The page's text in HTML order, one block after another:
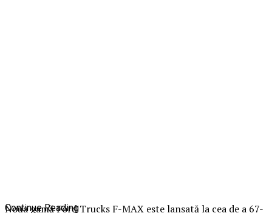
Noua gamă Ford Trucks F-MAX este lansată la cea de a 67-
Continue Reading